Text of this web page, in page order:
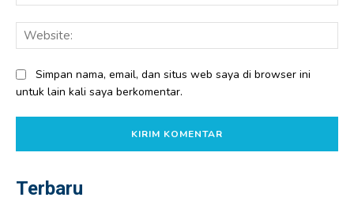
Simpan nama, email, dan situs web saya di browser ini
untuk lain kali saya berkomentar.
Terbaru